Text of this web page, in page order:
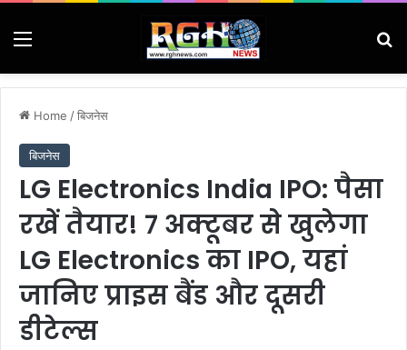
Menu
Home /बिजनेस
बिजनेस
LG Electronics India IPO: पैसा
रखें तैयार! 7 अक्टूबर से खुलेगा
LG Electronics का IPO, यहां
जानिए प्राइस बैंड और दूसरी
डीटेल्स